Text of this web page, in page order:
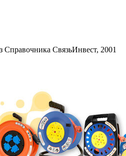
Справочника СвязьИнвест, 2001